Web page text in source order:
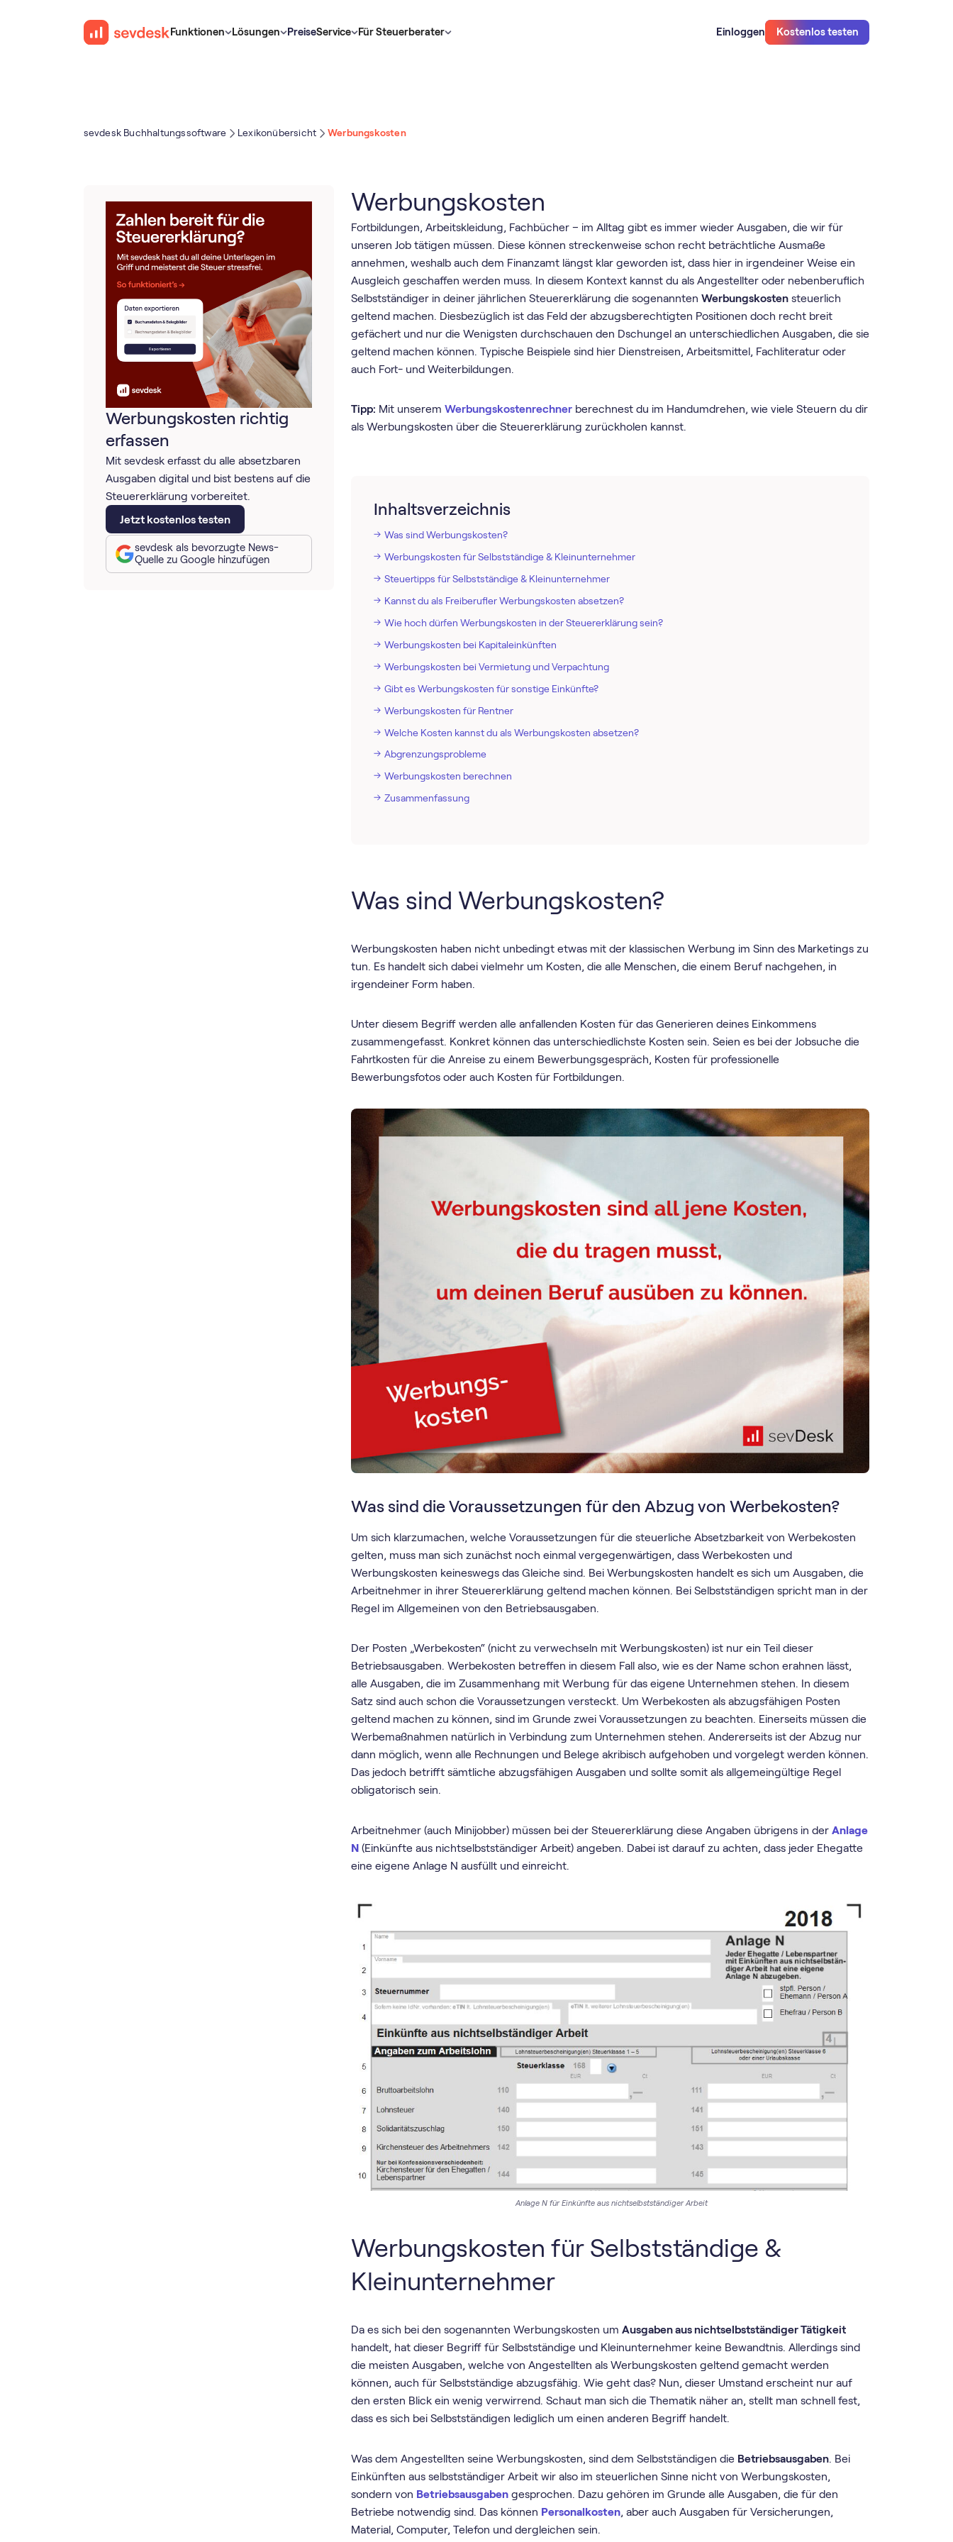
Funktionen Lösungen PreiseService Für Steuerberater Einloggen Kostenlos testen
sevdesk Buch­haltungs­software Lexikonübersicht Werbungskosten
Werbungskosten richtig
erfassen
Mit sevdesk erfasst du alle absetzbaren
Ausgaben digital und bist bestens auf die
Steuererklärung vorbereitet.
Jetzt kostenlos testen
sevdesk als bevorzugte News-
Quelle zu Google hinzufügen
Werbungskosten
Fortbildungen, Arbeitskleidung, Fachbücher – im Alltag gibt es immer wieder Ausgaben, die wir für
unseren Job tätigen müssen. Diese können streckenweise schon recht beträchtliche Ausmaße
annehmen, weshalb auch dem Finanzamt längst klar geworden ist, dass hier in irgendeiner Weise ein
Ausgleich geschaffen werden muss. In diesem Kontext kannst du als Angestellter oder nebenberuflich
Selbstständiger in deiner jährlichen Steuererklärung die sogenanntenWerbungskosten steuerlich
geltend machen. Diesbezüglich ist das Feld der abzugsberechtigten Positionen doch recht breit
gefächert und nur die Wenigsten durchschauen den Dschungel an unterschiedlichen Ausgaben, die sie
geltend machen können. Typische Beispiele sind hier Dienstreisen, Arbeitsmittel, Fachliteratur oder
auch Fort- und Weiterbildungen.
Tipp: Mit unseremWerbungskostenrechner berechnest du im Handumdrehen, wie viele Steuern du dir
als Werbungskosten über die Steuererklärung zurückholen kannst.
Inhaltsverzeichnis
Was sind Werbungskosten?
Werbungskosten für Selbstständige & Kleinunternehmer
Steuertipps für Selbstständige & Kleinunternehmer
Kannst du als Freiberufler Werbungskosten absetzen?
Wie hoch dürfen Werbungskosten in der Steuererklärung sein?
Werbungskosten bei Kapitaleinkünften
Werbungskosten bei Vermietung und Verpachtung
Gibt es Werbungskosten für sonstige Einkünfte?
Werbungskosten für Rentner
Welche Kosten kannst du als Werbungskosten absetzen?
Abgrenzungsprobleme
Werbungskosten berechnen
Zusammenfassung
Was sind Werbungskosten?
Werbungskosten haben nicht unbedingt etwas mit der klassischen Werbung im Sinn des Marketings zu
tun. Es handelt sich dabei vielmehr um Kosten, die alle Menschen, die einem Beruf nachgehen, in
irgendeiner Form haben.
Unter diesem Begriff werden alle anfallenden Kosten für das Generieren deines Einkommens
zusammengefasst. Konkret können das unterschiedlichste Kosten sein. Seien es bei der Jobsuche die
Fahrtkosten für die Anreise zu einem Bewerbungsgespräch, Kosten für professionelle
Bewerbungsfotos oder auch Kosten für Fortbildungen.
Was sind die Voraussetzungen für den Abzug von Werbekosten?
Um sich klarzumachen, welche Voraussetzungen für die steuerliche Absetzbarkeit von Werbekosten
gelten, muss man sich zunächst noch einmal vergegenwärtigen, dass Werbekosten und
Werbungskosten keineswegs das Gleiche sind. Bei Werbungskosten handelt es sich um Ausgaben, die
Arbeitnehmer in ihrer Steuererklärung geltend machen können. Bei Selbstständigen spricht man in der
Regel im Allgemeinen von den Betriebsausgaben.
Der Posten „Werbekosten“ (nicht zu verwechseln mit Werbungskosten) ist nur ein Teil dieser
Betriebsausgaben. Werbekosten betreffen in diesem Fall also, wie es der Name schon erahnen lässt,
alle Ausgaben, die im Zusammenhang mit Werbung für das eigene Unternehmen stehen. In diesem
Satz sind auch schon die Voraussetzungen versteckt. Um Werbekosten als abzugsfähigen Posten
geltend machen zu können, sind im Grunde zwei Voraussetzungen zu beachten. Einerseits müssen die
Werbemaßnahmen natürlich in Verbindung zum Unternehmen stehen. Andererseits ist der Abzug nur
dann möglich, wenn alle Rechnungen und Belege akribisch aufgehoben und vorgelegt werden können.
Das jedoch betrifft sämtliche abzugsfähigen Ausgaben und sollte somit als allgemeingültige Regel
obligatorisch sein.
Arbeitnehmer (auch Minijobber) müssen bei der Steuererklärung diese Angaben übrigens in derAnlage
N (Einkünfte aus nichtselbstständiger Arbeit) angeben. Dabei ist darauf zu achten, dass jeder Ehegatte
eine eigene Anlage N ausfüllt und einreicht.
Anlage N für Einkünfte aus nichtselbstständiger Arbeit
Werbungskosten für Selbstständige &
Kleinunternehmer
Da es sich bei den sogenannten Werbungskosten umAusgaben aus nichtselbstständiger Tätigkeit
handelt, hat dieser Begriff für Selbstständige und Kleinunternehmer keine Bewandtnis. Allerdings sind
die meisten Ausgaben, welche von Angestellten als Werbungskosten geltend gemacht werden
können, auch für Selbstständige abzugsfähig. Wie geht das? Nun, dieser Umstand erscheint nur auf
den ersten Blick ein wenig verwirrend. Schaut man sich die Thematik näher an, stellt man schnell fest,
dass es sich bei Selbstständigen lediglich um einen anderen Begriff handelt.
Was dem Angestellten seine Werbungskosten, sind dem Selbstständigen die Betriebsausgaben. Bei
Einkünften aus selbstständiger Arbeit wir also im steuerlichen Sinne nicht von Werbungskosten,
sondern von Betriebsausgaben gesprochen. Dazu gehören im Grunde alle Ausgaben, die für den
Betriebe notwendig sind. Das können Personalkosten, aber auch Ausgaben für Versicherungen,
Material, Computer, Telefon und dergleichen sein.